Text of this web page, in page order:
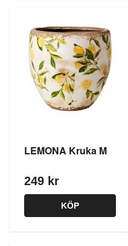
LEMONA Kruka M
249 kr
KÖP